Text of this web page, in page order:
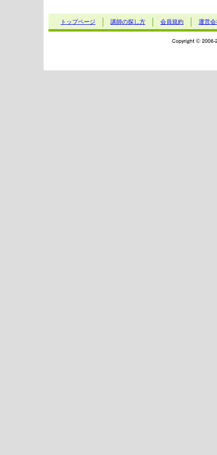
トップページ 講師の探し方 会員規約 運営